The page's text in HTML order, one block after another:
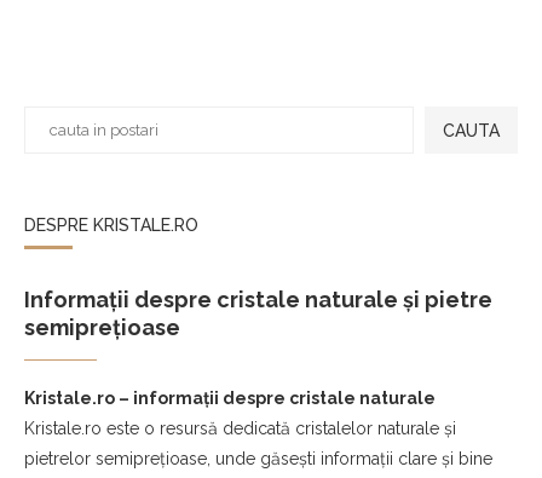
CAUTA
DESPRE KRISTALE.RO
Informații despre cristale naturale și pietre
semiprețioase
Kristale.ro – informații despre cristale naturale
Kristale.ro este o resursă dedicată cristalelor naturale și
pietrelor semiprețioase, unde găsești informații clare și bine